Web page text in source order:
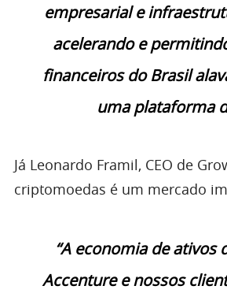
empresarial e
acelerando e
financeiros do Brasil
uma plataforma
Já Leonardo Framil, CEO de
criptomoedas é um mercado
“A economia de
Accenture e nossos